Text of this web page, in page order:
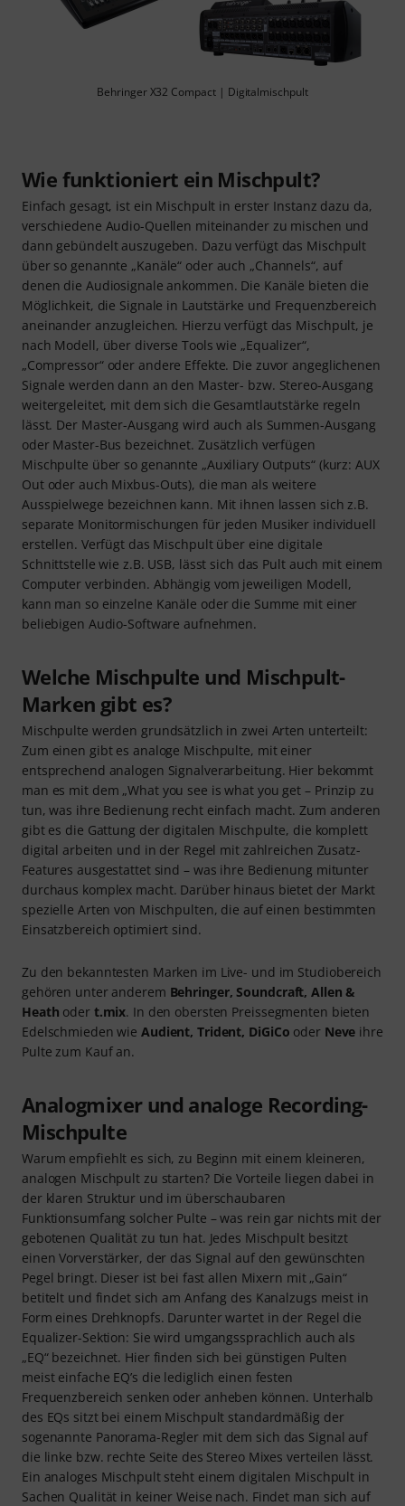
Behringer X32 Compact | Digitalmischpult
Wie funktioniert ein Mischpult?
Einfach gesagt, ist ein Mischpult in erster Instanz dazu da,
verschiedene Audio-Quellen miteinander zu mischen und
dann gebündelt auszugeben. Dazu verfügt das Mischpult
über so genannte „Kanäle“ oder auch „Channels“, auf
denen die Audiosignale ankommen. Die Kanäle bieten die
Möglichkeit, die Signale in Lautstärke und Frequenzbereich
aneinander anzugleichen. Hierzu verfügt das Mischpult, je
nach Modell, über diverse Tools wie „Equalizer“,
„Compressor“ oder andere Effekte. Die zuvor angeglichenen
Signale werden dann an den Master- bzw. Stereo-Ausgang
weitergeleitet, mit dem sich die Gesamtlautstärke regeln
lässt. Der Master-Ausgang wird auch als Summen-Ausgang
oder Master-Bus bezeichnet. Zusätzlich verfügen
Mischpulte über so genannte „Auxiliary Outputs“ (kurz: AUX
Out oder auch Mixbus-Outs), die man als weitere
Ausspielwege bezeichnen kann. Mit ihnen lassen sich z.B.
separate Monitormischungen für jeden Musiker individuell
erstellen. Verfügt das Mischpult über eine digitale
Schnittstelle wie z.B. USB, lässt sich das Pult auch mit einem
Computer verbinden. Abhängig vom jeweiligen Modell,
kann man so einzelne Kanäle oder die Summe mit einer
beliebigen Audio-Software aufnehmen.
Welche Mischpulte und Mischpult-
Marken gibt es?
Mischpulte werden grundsätzlich in zwei Arten unterteilt:
Zum einen gibt es analoge Mischpulte, mit einer
entsprechend analogen Signalverarbeitung. Hier bekommt
man es mit dem „What you see is what you get – Prinzip zu
tun, was ihre Bedienung recht einfach macht. Zum anderen
gibt es die Gattung der digitalen Mischpulte, die komplett
digital arbeiten und in der Regel mit zahlreichen Zusatz-
Features ausgestattet sind – was ihre Bedienung mitunter
durchaus komplex macht. Darüber hinaus bietet der Markt
spezielle Arten von Mischpulten, die auf einen bestimmten
Einsatzbereich optimiert sind.
Zu den bekanntesten Marken im Live- und im Studiobereich
gehören unter anderem Behringer, Soundcraft, Allen &
Heath oder t.mix. In den obersten Preissegmenten bieten
Edelschmieden wieAudient, Trident, DiGiCo oder Neve ihre
Pulte zum Kauf an.
Analogmixer und analoge Recording-
Mischpulte
Warum empfiehlt es sich, zu Beginn mit einem kleineren,
analogen Mischpult zu starten? Die Vorteile liegen dabei in
der klaren Struktur und im überschaubaren
Funktionsumfang solcher Pulte – was rein gar nichts mit der
gebotenen Qualität zu tun hat. Jedes Mischpult besitzt
einen Vorverstärker, der das Signal auf den gewünschten
Pegel bringt. Dieser ist bei fast allen Mixern mit „Gain“
betitelt und findet sich am Anfang des Kanalzugs meist in
Form eines Drehknopfs. Darunter wartet in der Regel die
Equalizer-Sektion: Sie wird umgangssprachlich auch als
„EQ“ bezeichnet. Hier finden sich bei günstigen Pulten
meist einfache EQ’s die lediglich einen festen
Frequenzbereich senken oder anheben können. Unterhalb
des EQs sitzt bei einem Mischpult standardmäßig der
sogenannte Panorama-Regler mit dem sich das Signal auf
die linke bzw. rechte Seite des Stereo Mixes verteilen lässt.
Ein analoges Mischpult steht einem digitalen Mischpult in
Sachen Qualität in keiner Weise nach. Findet man sich auf